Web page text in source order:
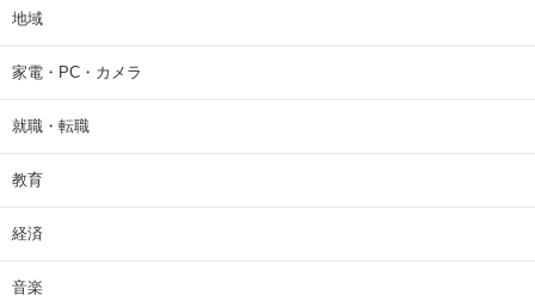
地域
家電・PC・カメラ
就職・転職
教育
経済
音楽